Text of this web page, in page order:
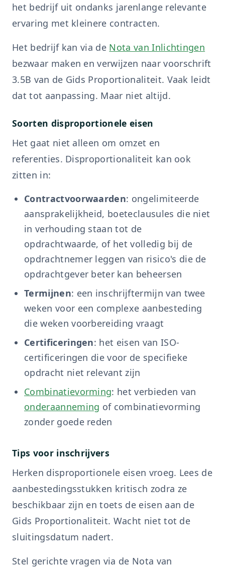
het bedrijf uit ondanks jarenlange relevante
ervaring met kleinere contracten.
Het bedrijf kan via de Nota van Inlichtingen
bezwaar maken en verwijzen naar voorschrift
3.5B van de Gids Proportionaliteit. Vaak leidt
dat tot aanpassing. Maar niet altijd.
Soorten disproportionele eisen
Het gaat niet alleen om omzet en
referenties. Disproportionaliteit kan ook
zitten in:
Contractvoorwaarden: ongelimiteerde
aansprakelijkheid, boeteclausules die niet
in verhouding staan tot de
opdrachtwaarde, of het volledig bij de
opdrachtnemer leggen van risico's die de
opdrachtgever beter kan beheersen
Termijnen: een inschrijftermijn van twee
weken voor een complexe aanbesteding
die weken voorbereiding vraagt
Certificeringen: het eisen van ISO-
certificeringen die voor de specifieke
opdracht niet relevant zijn
Combinatievorming: het verbieden van
onderaanneming of combinatievorming
zonder goede reden
Tips voor inschrijvers
Herken disproportionele eisen vroeg. Lees de
aanbestedingsstukken kritisch zodra ze
beschikbaar zijn en toets de eisen aan de
Gids Proportionaliteit. Wacht niet tot de
sluitingsdatum nadert.
Stel gerichte vragen via de Nota van